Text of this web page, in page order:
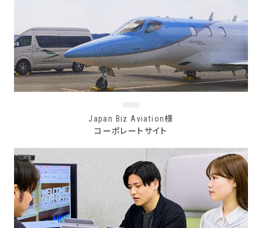
Japan Biz Aviation様
コーポレートサイト